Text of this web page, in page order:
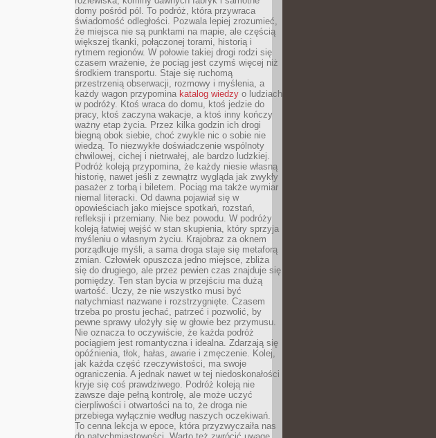
domy pośród pól. To podróż, która przywraca
świadomość odległości. Pozwala lepiej zrozumieć,
że miejsca nie są punktami na mapie, ale częścią
większej tkanki, połączonej torami, historią i
rytmem regionów. W połowie takiej drogi rodzi się
czasem wrażenie, że pociąg jest czymś więcej niż
środkiem transportu. Staje się ruchomą
przestrzenią obserwacji, rozmowy i myślenia, a
każdy wagon przypomina katalog wiedzy o ludziach
w podróży. Ktoś wraca do domu, ktoś jedzie do
pracy, ktoś zaczyna wakacje, a ktoś inny kończy
ważny etap życia. Przez kilka godzin ich drogi
biegną obok siebie, choć zwykle nic o sobie nie
wiedzą. To niezwykłe doświadczenie wspólnoty
chwilowej, cichej i nietrwałej, ale bardzo ludzkiej.
Podróż koleją przypomina, że każdy niesie własną
historię, nawet jeśli z zewnątrz wygląda jak zwykły
pasażer z torbą i biletem. Pociąg ma także wymiar
niemal literacki. Od dawna pojawiał się w
opowieściach jako miejsce spotkań, rozstań,
refleksji i przemiany. Nie bez powodu. W podróży
koleją łatwiej wejść w stan skupienia, który sprzyja
myśleniu o własnym życiu. Krajobraz za oknem
porządkuje myśli, a sama droga staje się metaforą
zmian. Człowiek opuszcza jedno miejsce, zbliża
się do drugiego, ale przez pewien czas znajduje się
pomiędzy. Ten stan bycia w przejściu ma dużą
wartość. Uczy, że nie wszystko musi być
natychmiast nazwane i rozstrzygnięte. Czasem
trzeba po prostu jechać, patrzeć i pozwolić, by
pewne sprawy ułożyły się w głowie bez przymusu.
Nie oznacza to oczywiście, że każda podróż
pociągiem jest romantyczna i idealna. Zdarzają się
opóźnienia, tłok, hałas, awarie i zmęczenie. Kolej,
jak każda część rzeczywistości, ma swoje
ograniczenia. A jednak nawet w tej niedoskonałości
kryje się coś prawdziwego. Podróż koleją nie
zawsze daje pełną kontrolę, ale może uczyć
cierpliwości i otwartości na to, że droga nie
przebiega wyłącznie według naszych oczekiwań.
To cenna lekcja w epoce, która przyzwyczaiła nas